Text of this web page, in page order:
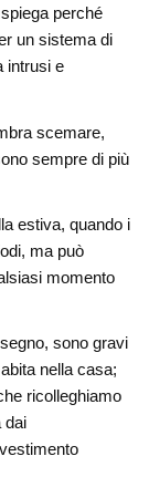
perché
un sistema di
intrusi e
scemare,
sempre di più
estiva, quando i
ma può
momento
sono gravi
nella casa;
ricolleghiamo
dai